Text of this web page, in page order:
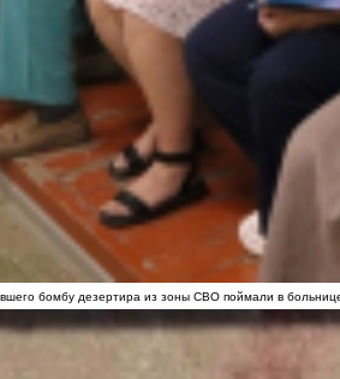
бомбу дезертира из зоны СВО поймали в